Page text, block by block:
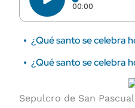
00:00 Tiempo
¿Qué santo se celebra
¿Qué santo se celebra
Sepulcro de San